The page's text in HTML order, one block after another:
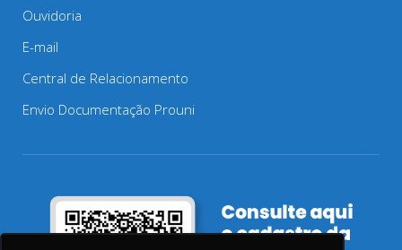
Ouvidoria
E-mail
Central de Relacionamento
Envio Documentação Prouni